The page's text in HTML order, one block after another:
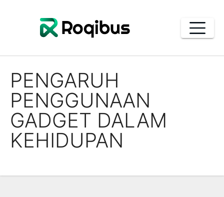
PENGARUH
PENGGUNAAN
GADGET DALAM
KEHIDUPAN